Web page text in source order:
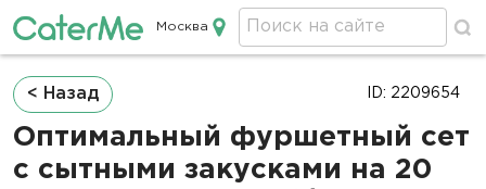
Кейтеринг в Москве
Москва
Строка
навигации
< Назад
Оптимальный фуршетный сет
с сытными закусками на 20
ID: 2209654